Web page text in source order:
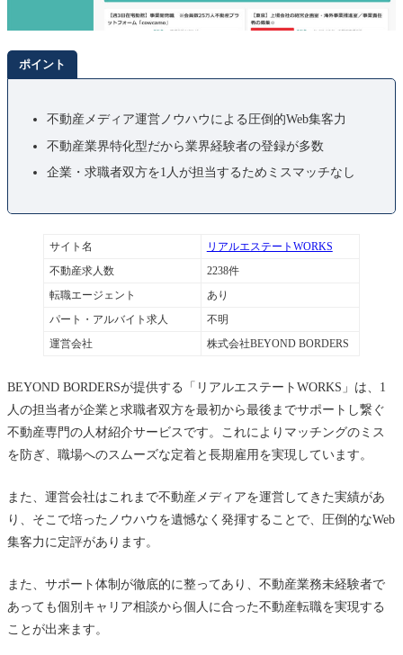
ポイント
不動産メディア運営ノウハウによる圧倒的Web集客力
不動産業界特化型だから業界経験者の登録が多数
企業・求職者双方を1人が担当するためミスマッチなし
サイト名 リアルエステートWORKS
不動産求人数 2238件
転職エージェント あり
パート・アルバイト求人 不明
運営会社 株式会社BEYOND BORDERS
BEYOND BORDERSが提供する「リアルエステートWORKS」は、1
人の担当者が企業と求職者双方を最初から最後までサポートし繋ぐ
不動産専門の人材紹介サービスです。これによりマッチングのミス
を防ぎ、職場へのスムーズな定着と長期雇用を実現しています。
また、運営会社はこれまで不動産メディアを運営してきた実績があ
り、そこで培ったノウハウを遺憾なく発揮することで、圧倒的なWeb
集客力に定評があります。
また、サポート体制が徹底的に整ってあり、不動産業務未経験者で
あっても個別キャリア相談から個人に合った不動産転職を実現する
ことが出来ます。